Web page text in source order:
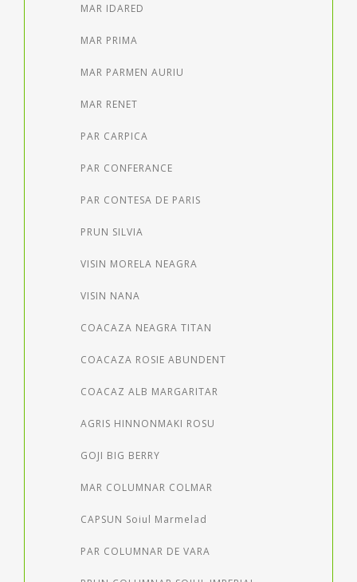
MAR IDARED
MAR PRIMA
MAR PARMEN AURIU
MAR RENET
PAR CARPICA
PAR CONFERANCE
PAR CONTESA DE PARIS
PRUN SILVIA
VISIN MORELA NEAGRA
VISIN NANA
COACAZA NEAGRA TITAN
COACAZA ROSIE ABUNDENT
COACAZ ALB MARGARITAR
AGRIS HINNONMAKI ROSU
GOJI BIG BERRY
MAR COLUMNAR COLMAR
CAPSUN Soiul Marmelad
PAR COLUMNAR DE VARA